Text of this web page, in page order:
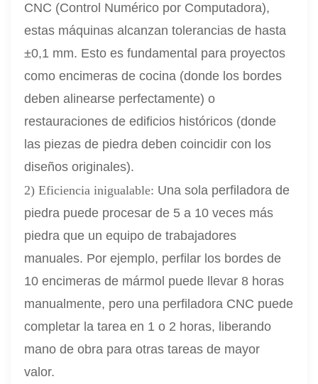
CNC (Control Numérico por Computadora),
estas máquinas alcanzan tolerancias de hasta
±0,1 mm. Esto es fundamental para proyectos
como encimeras de cocina (donde los bordes
deben alinearse perfectamente) o
restauraciones de edificios históricos (donde
las piezas de piedra deben coincidir con los
diseños originales).
2) Eficiencia inigualable: Una sola perfiladora de
piedra puede procesar de 5 a 10 veces más
piedra que un equipo de trabajadores
manuales. Por ejemplo, perfilar los bordes de
10 encimeras de mármol puede llevar 8 horas
manualmente, pero una perfiladora CNC puede
completar la tarea en 1 o 2 horas, liberando
mano de obra para otras tareas de mayor
valor.